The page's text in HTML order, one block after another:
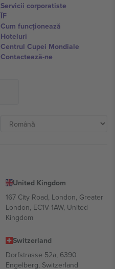
Servicii corporatiste
ÎF
Cum funcționează
Hoteluri
Centrul Cupei Mondiale
Contactează-ne
United Kingdom
167 City Road, London, Greater
London, EC1V 1AW, United
Kingdom
Switzerland
Dorfstrasse 52a, 6390
Engelberg, Switzerland